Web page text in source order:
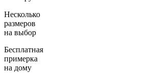
Несколько
размеров
на выбор
Бесплатная
примерка
на дому